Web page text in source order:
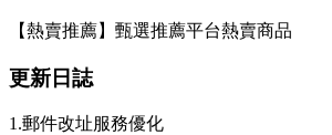
【熱賣推薦】甄選推薦平台熱賣商品
更新日誌
1.郵件改址服務優化